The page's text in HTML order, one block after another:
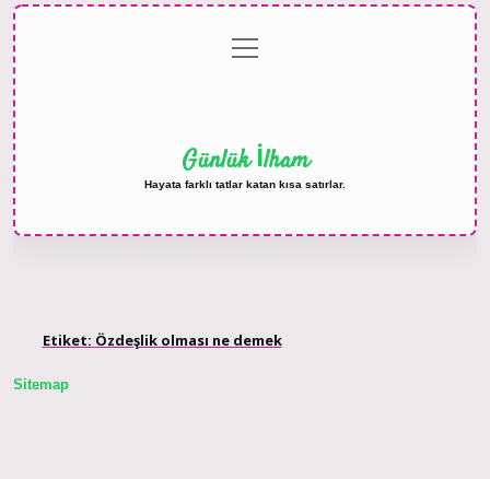
menüyü
aç
Günlük İlham
Hayata farklı tatlar katan kısa satırlar.
Etiket: Özdeşlik olması ne demek
Sitemap